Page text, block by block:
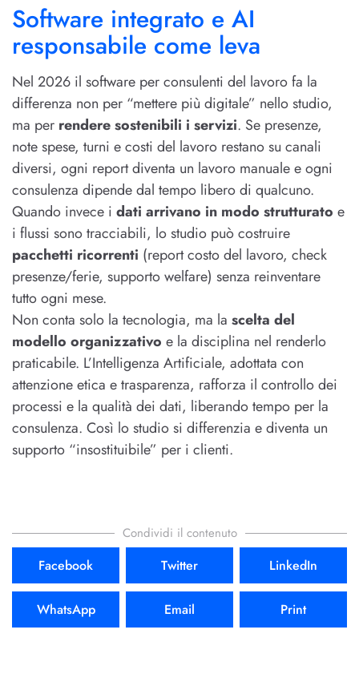
Software integrato e AI
responsabile come leva
Nel 2026 il software per consulenti del lavoro fa la
differenza non per “mettere più digitale” nello studio,
ma per rendere sostenibili i servizi. Se presenze,
note spese, turni e costi del lavoro restano su canali
diversi, ogni report diventa un lavoro manuale e ogni
consulenza dipende dal tempo libero di qualcuno.
Quando invece i dati arrivano in modo strutturato e
i flussi sono tracciabili, lo studio può costruire
pacchetti ricorrenti (report costo del lavoro, check
presenze/ferie, supporto welfare) senza reinventare
tutto ogni mese.
Non conta solo la tecnologia, ma la scelta del
modello organizzativo e la disciplina nel renderlo
praticabile. L’Intelligenza Artificiale, adottata con
attenzione etica e trasparenza, rafforza il controllo dei
processi e la qualità dei dati, liberando tempo per la
consulenza. Così lo studio si differenzia e diventa un
supporto “insostituibile” per i clienti.
Condividi il contenuto
Facebook Twitter LinkedIn
WhatsApp Email Print